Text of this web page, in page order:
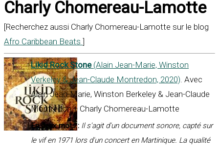
Charly Chomereau-Lamotte
[Recherchez aussi Charly Chomereau-Lamotte sur le blog
Afro Caribbean Beats ]
Likid Rock Stone(Alain Jean-Marie, Winston
Verkeley & Jean-Claude Montredon, 2020). Avec
Alain Jean-Marie, Winston Berkeley & Jean-Claude
Montredon + Charly Chomereau-Lamotte
En deux mots : Il s'agit d'un document sonore, capté sur
le vif en 1971 lors d'un concert en Martinique. La qualité